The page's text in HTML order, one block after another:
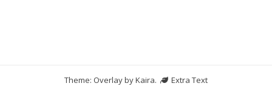
Theme: Overlay byKaira.
Extra Text